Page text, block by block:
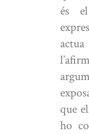
és
que
ho